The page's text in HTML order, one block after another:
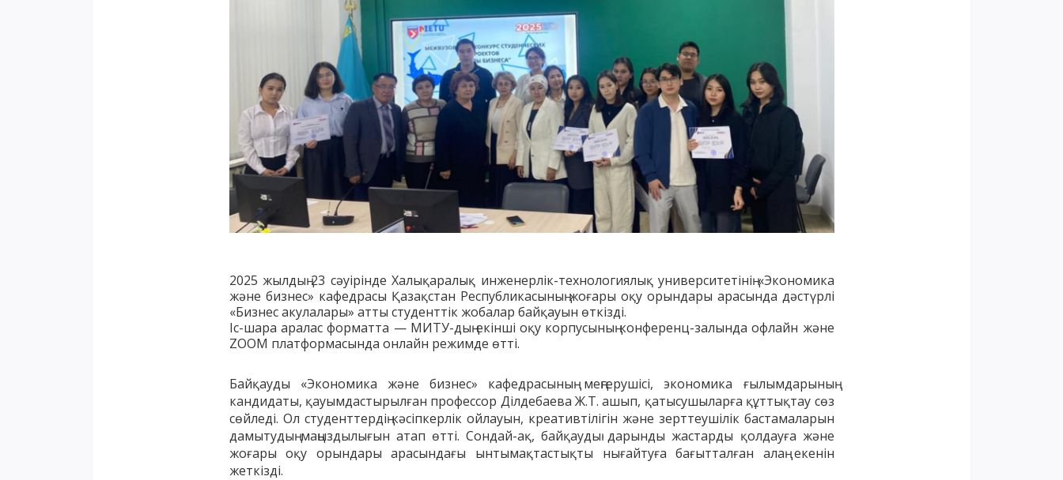
2025 жылдың23 сәуірінде Халықаралық инженерлік-технологиялық университетінің«Экономика
және бизнес» кафедрасы Қазақстан Республикасының жоғары оқу орындары арасында дәстүрлі
«Бизнес акулалары» атты студенттік жобалар байқауын өткізді.
Іс-шара аралас форматта — МИТУ-дың екінші оқу корпусының конференц-залында офлайн және
ZOOM платформасында онлайн режимде өтті.
Байқауды «Экономика және бизнес» кафедрасының меңгерушісі,экономика
ғылымдарының
кандидаты, қауымдастырылған профессор Ділдебаева Ж.Т.ашып, қатысушыларға құттықтау сөз
сөйледі. Ол студенттердің кәсіпкерлік ойлауын, креативтілігін және зерттеушілік бастамаларын
дамытудың маңыздылығын атап өтті. Сондай-ақ,байқаудың дарынды жастарды қолдауға және
жоғары оқу орындары арасындағы ынтымақтастықты нығайтуға бағытталған алаң екенін
жеткізді.